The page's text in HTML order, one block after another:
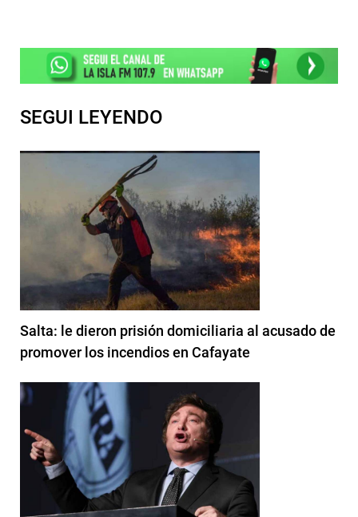
SEGUI LEYENDO
Salta: le dieron prisión domiciliaria al acusado de
promover los incendios en Cafayate